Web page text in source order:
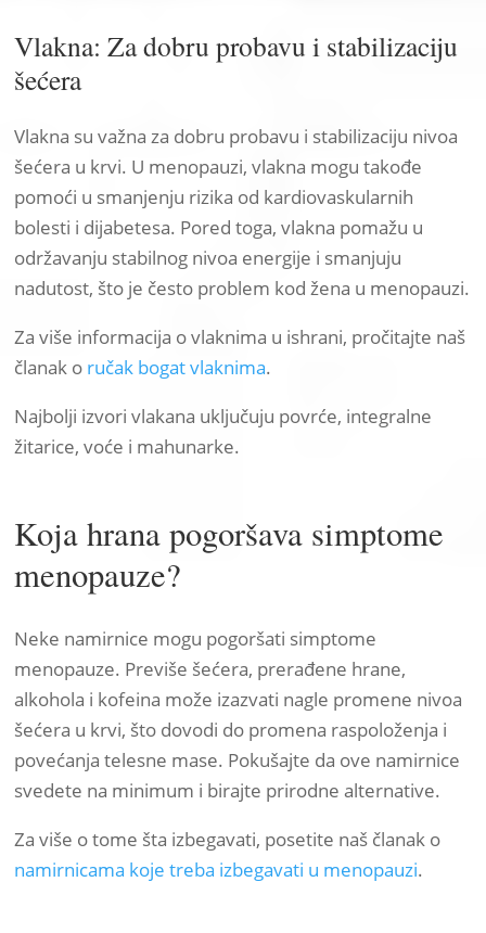
Vlakna: Za dobru probavu i stabilizaciju
šećera
Vlakna su važna za dobru probavu i stabilizaciju nivoa
šećera u krvi. U menopauzi, vlakna mogu takođe
pomoći u smanjenju rizika od kardiovaskularnih
bolesti i dijabetesa. Pored toga, vlakna pomažu u
održavanju stabilnog nivoa energije i smanjuju
nadutost, što je često problem kod žena u menopauzi.
Za više informacija o vlaknima u ishrani, pročitajte naš
članak o ručak bogat vlaknima.
Najbolji izvori vlakana uključuju povrće, integralne
žitarice, voće i mahunarke.
Koja hrana pogoršava simptome
menopauze?
Neke namirnice mogu pogoršati simptome
menopauze. Previše šećera, prerađene hrane,
alkohola i kofeina može izazvati nagle promene nivoa
šećera u krvi, što dovodi do promena raspoloženja i
povećanja telesne mase. Pokušajte da ove namirnice
svedete na minimum i birajte prirodne alternative.
Za više o tome šta izbegavati, posetite naš članak o
namirnicama koje treba izbegavati u menopauzi.